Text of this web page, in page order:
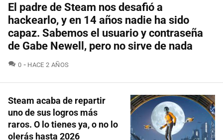
El padre de Steam nos desafió a
hackearlo, y en 14 años nadie ha sido
capaz. Sabemos el usuario y contraseña
de Gabe Newell, pero no sirve de nada
0 COMENTARIOS
HACE 2 AÑOS
Steam acaba de repartir
uno de sus logros más
raros. O lo tienes ya, o no lo
olerás hasta 2026